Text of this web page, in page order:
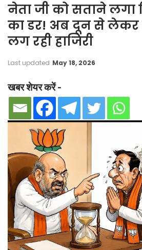
नेता जी को सताने
का डर! अब दून से लेकर
लग रही हाजिरी
Last updated May 18, 2026
खबर शेयर करें -